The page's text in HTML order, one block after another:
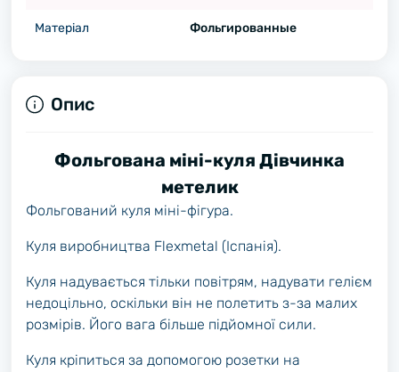
Матеріал Фольгированные
Опис
Фольгована міні-куля Дівчинка
метелик
Фольгований куля міні-фігура.
Куля виробництва Flexmetal (Іспанія).
Куля надувається тільки повітрям, надувати гелієм
недоцільно, оскільки він не полетить з-за малих
розмірів. Його вага більше підйомної сили.
Куля кріпиться за допомогою розетки на